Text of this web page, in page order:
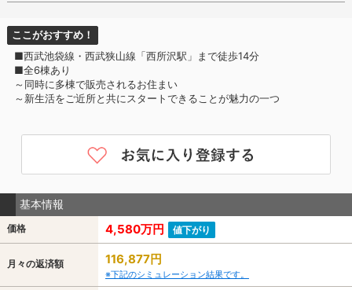
ここがおすすめ！
■西武池袋線・西武狭山線「西所沢駅」まで徒歩14分
■全6棟あり
～同時に多棟で販売されるお住まい
～新生活をご近所と共にスタートできることが魅力の一つ
基本情報
価格 4,580万円 値下がり
月々の返済額 116,877円
※下記のシミュレーション結果です。